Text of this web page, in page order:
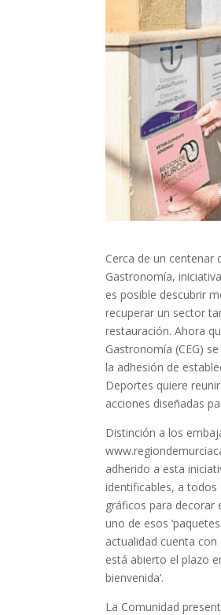
Cerca de un centenar
Gastronomía,
es posible descubrir
recuperar un sector
restauración. Ahora
Gastronomía (CEG)
la adhesión de
Deportes quiere
acciones diseñadas
Distinción a los
adherido a esta
identificables, a todos
gráficos para decorar
uno de esos
actualidad cuenta
está abierto el plazo
bienvenida’.
La Comunidad